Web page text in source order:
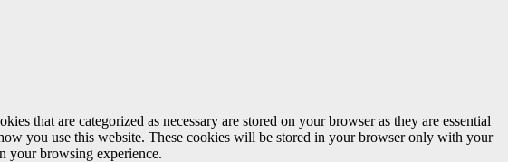
that are categorized as necessary are stored on your browser as they are essential
you use this website. These cookies will be stored in your browser only with your
your browsing experience.